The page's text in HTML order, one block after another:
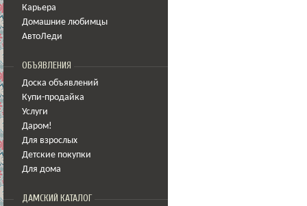
Карьера
Домашние любимцы
АвтоЛеди
ОБЪЯВЛЕНИЯ
Доска объявлений
Купи-продайка
Услуги
Даром!
Для взрослых
Детские покупки
Для дома
ДАМСКИЙ КАТАЛОГ